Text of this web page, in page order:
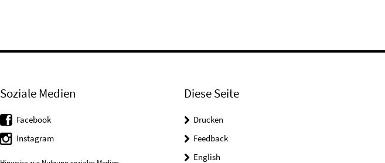
Soziale Medien
Facebook
Instagram
Diese Seite
Drucken
Feedback
English